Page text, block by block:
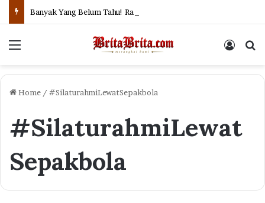
Menu Log In
Home / #SilaturahmiLewatSepakbola
#SilaturahmiLewat
Sepakbola